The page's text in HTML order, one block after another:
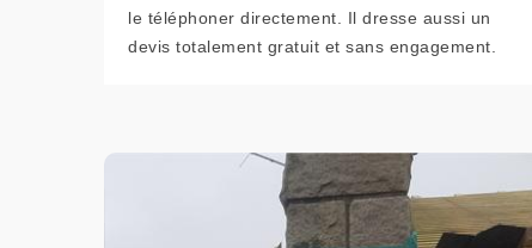
le téléphoner directement. Il dresse aussi un
devis totalement gratuit et sans engagement.